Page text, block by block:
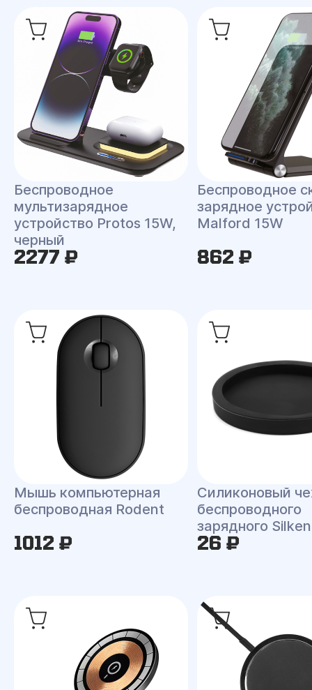
Беспроводное
мультизарядное
устройство Protos 15W,
черный
2277 ₽
Беспроводное
зарядное
Malford 15W
862 ₽
Мышь компьютерная
беспроводная Rodent
1012 ₽
Силиконовый
беспроводного
зарядного Silken
26 ₽